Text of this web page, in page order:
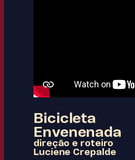
Bicicleta
Envenenada
direção e roteiro
Luciene Crepalde